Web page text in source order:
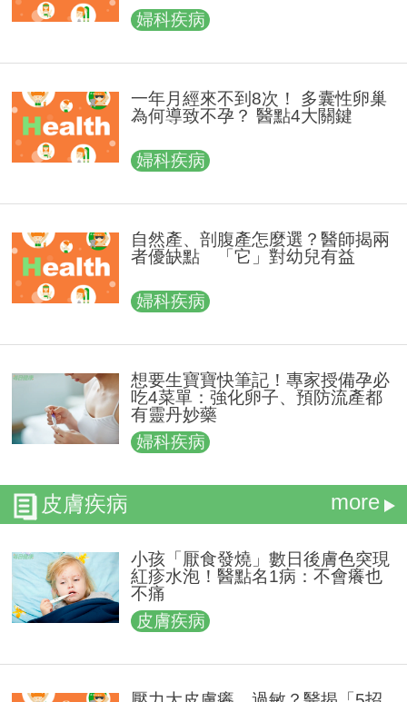
婦科疾病
一年月經來不到8次！ 多囊性卵巢
為何導致不孕？ 醫點4大關鍵
婦科疾病
自然產、剖腹產怎麼選？醫師揭兩
者優缺點 「它」對幼兒有益
婦科疾病
想要生寶寶快筆記！專家授備孕必
吃4菜單：強化卵子、預防流產都
有靈丹妙藥
婦科疾病
皮膚疾病 more
小孩「厭食發燒」數日後膚色突現
紅疹水泡！醫點名1病：不會癢也
不痛
皮膚疾病